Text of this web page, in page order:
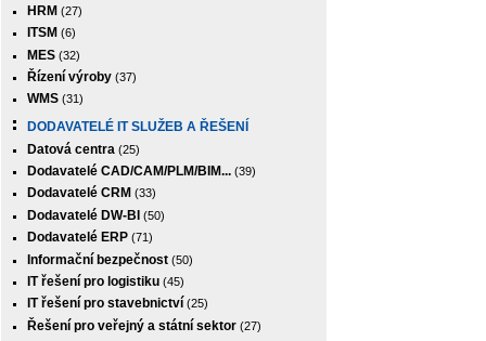
HRM (27)
ITSM (6)
MES (32)
Řízení výroby (37)
WMS (31)
DODAVATELÉ IT SLUŽEB A ŘEŠENÍ
Datová centra (25)
Dodavatelé CAD/CAM/PLM/BIM... (39)
Dodavatelé CRM (33)
Dodavatelé DW-BI (50)
Dodavatelé ERP (71)
Informační bezpečnost (50)
IT řešení pro logistiku (45)
IT řešení pro stavebnictví (25)
Řešení pro veřejný a státní sektor (27)